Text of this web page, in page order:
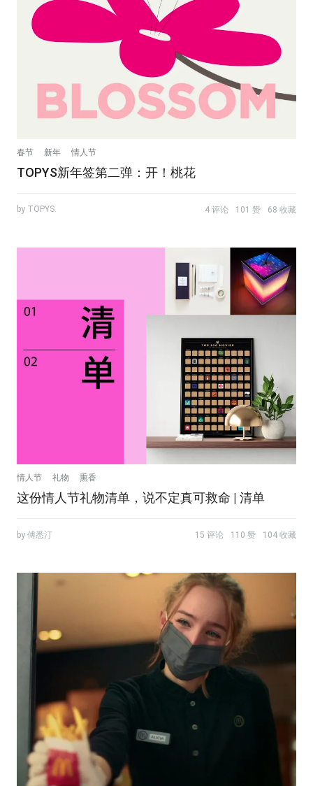
春节 新年 情人节
TOPYS新年签第二弹：开！桃花
by TOPYS. 4 评论 101 赞 68 收藏
情人节 礼物 熏香
这份情人节礼物清单，说不定真可救命 | 清单
by 傅悉汀 15 评论 110 赞 104 收藏